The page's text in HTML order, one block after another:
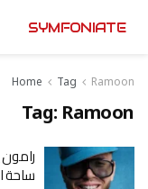
SYMFONIATE
Home Tag Ramoon
Tag: Ramoon
ساحة